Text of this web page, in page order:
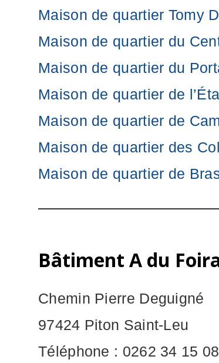
Maison de quartier Tomy
Maison de quartier du
Maison de quartier du
Maison de quartier de
Maison de quartier de
Maison de quartier des
Maison de quartier de
Bâtiment A du
Chemin Pierre Deguigné
97424 Piton Saint-Leu
Téléphone : 0262 34 15 08